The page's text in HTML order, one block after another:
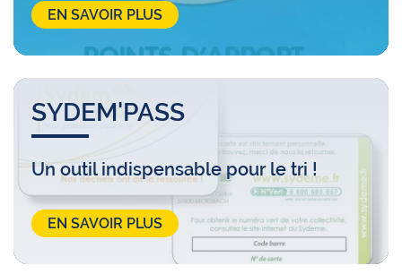
EN SAVOIR PLUS
SYDEM'PASS
Un outil indispensable pour le tri !
EN SAVOIR PLUS